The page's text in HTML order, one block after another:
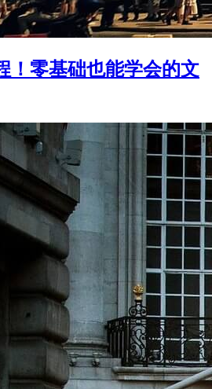
！零基础也能学会的文